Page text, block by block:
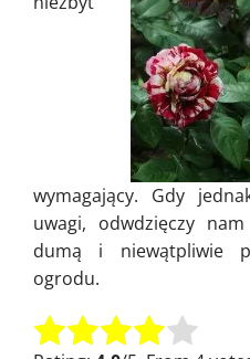
wymagający. Gdy
uwagi, odwdzięczy
dumą i niewątpliwie
ogrodu.
Oceń tę pozycję: Submit